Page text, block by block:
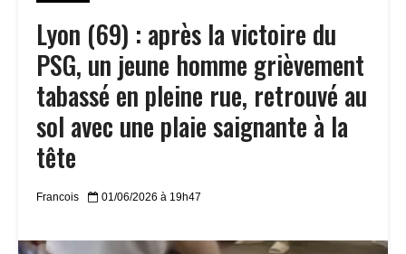
Lyon (69) : après la victoire du
PSG, un jeune homme grièvement
tabassé en pleine rue, retrouvé au
sol avec une plaie saignante à la
tête
Francois 01/06/2026 à 19h47